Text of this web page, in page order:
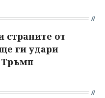
страните от
ги удари
Тръмп